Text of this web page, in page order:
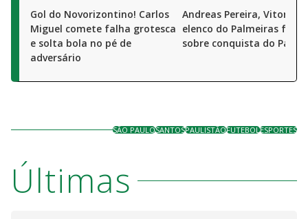
Gol do Novorizontino! Carlos
Miguel comete falha grotesca
e solta bola no pé de
adversário
Andreas Pereira, Vitor
elenco do Palmeiras
sobre conquista do
SÃO PAULOSANTOSPAULISTÃOFUTEBOLESPORTES
Últimas